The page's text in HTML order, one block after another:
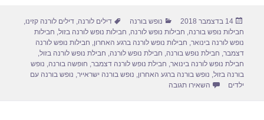
e
b
o
o
o
d
o
n
e
פורסם
בתאריך
14 בדצמבר 2018 קטגוריות
נופש בורנה תגיות
דילים לורנה ,דילים לורנה קזינו
חבילות נופש בורנה חבילות נופש לורנה חבילות נופש לורנה בזול חבילות
נופש לורנה בינואר חבילות נופש לורנה ברגע האחרון חבילות נופש לורנה
דצמבר חבילת נופש בורנה חבילת נופש לורנה חבילת נופש לורנה בזול
חבילת נופש לורנה בינואר חבילת נופש לורנה דצמבר חופשה בורנה נופש
בורנה בזול נופש בורנה ברגע האחרון נופש בורנה ישראייר נופש בורנה עם
ילדים
השאירו תגובה